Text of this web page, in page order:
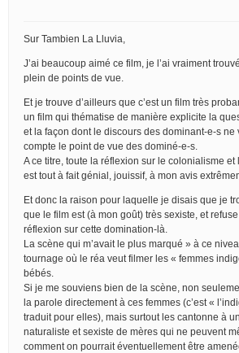
Sur Tambien La Lluvia,
J’ai beaucoup aimé ce film, je l’ai vraiment
plein de points de vue.
Et je trouve d’ailleurs que c’est un film très
un film qui thématise de manière explicite la
et la façon dont le discours des dominant-e-s ne
compte le point de vue des dominé-e-s.
A ce titre, toute la réflexion sur le colonialisme
est tout à fait génial, jouissif, à mon avis
Et donc la raison pour laquelle je disais que je
que le film est (à mon goût) très sexiste, et
réflexion sur cette domination-là.
La scène qui m’avait le plus marqué » à ce
tournage où le réa veut filmer les « femmes
bébés.
Si je me souviens bien de la scène, non
la parole directement à ces femmes (c’est «
traduit pour elles), mais surtout les cantonne à
naturaliste et sexiste de mères qui ne peuvent
comment on pourrait éventuellement être